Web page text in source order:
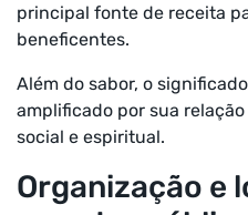
principal fonte de receita
beneficentes.
Além do sabor, o
amplificado por sua
social e espiritual.
Organização e